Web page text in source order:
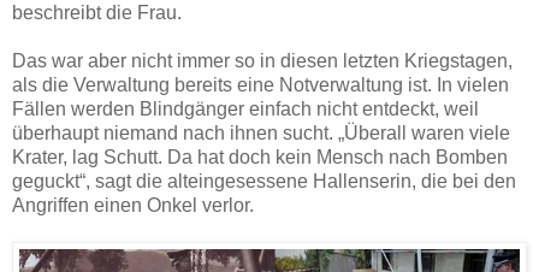
beschreibt die Frau.
Das war aber nicht immer so in diesen letzten Kriegstagen,
als die Verwaltung bereits eine Notverwaltung ist. In vielen
Fällen werden Blindgänger einfach nicht entdeckt, weil
überhaupt niemand nach ihnen sucht. „Überall waren viele
Krater, lag Schutt. Da hat doch kein Mensch nach Bomben
geguckt“, sagt die alteingesessene Hallenserin, die bei den
Angriffen einen Onkel verlor.